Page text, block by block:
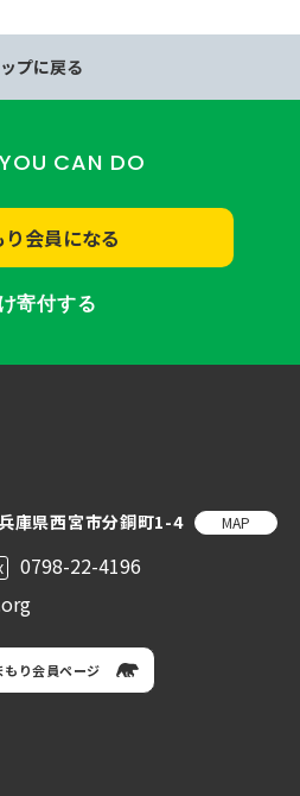
プに戻る
CAN DO
り会員になる
寄付する
兵庫県西宮市分銅町1-4 MAP
0798-22-4196
もり会員ページ